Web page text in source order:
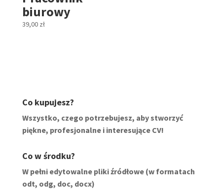
biurowy
39,00 zł
Co kupujesz?
Wszystko, czego potrzebujesz, aby stworzyć
piękne, profesjonalne i interesujące CV!
Co w środku?
W pełni edytowalne pliki źródłowe (w formatach
odt, odg, doc, docx)